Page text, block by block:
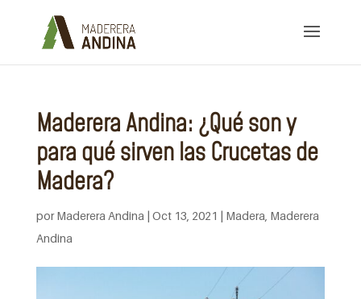
Maderera Andina: ¿Qué son y
para qué sirven las Crucetas de
Madera?
porMaderera Andina | Oct 13, 2021 | Madera Maderera
Andina